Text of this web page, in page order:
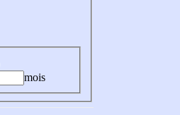
mois